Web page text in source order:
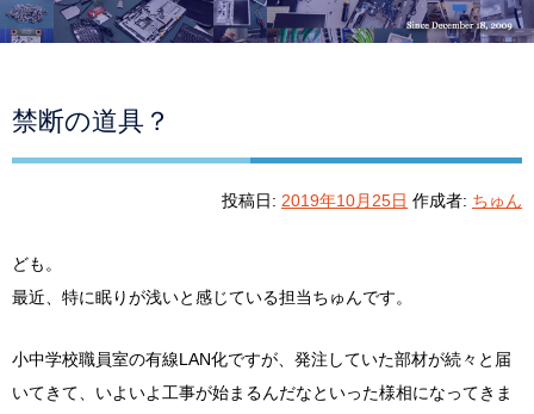
禁断の道具？
投稿日: 2019年10月25日 作成者: ちゅん
ども。
最近、特に眠りが浅いと感じている担当ちゅんです。
小中学校職員室の有線LAN化ですが、発注していた部材が続々と届
いてきて、いよいよ工事が始まるんだなといった様相になってきま